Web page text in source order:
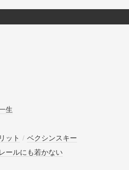
生
ット / ベクシンスキー
ールにも若かない